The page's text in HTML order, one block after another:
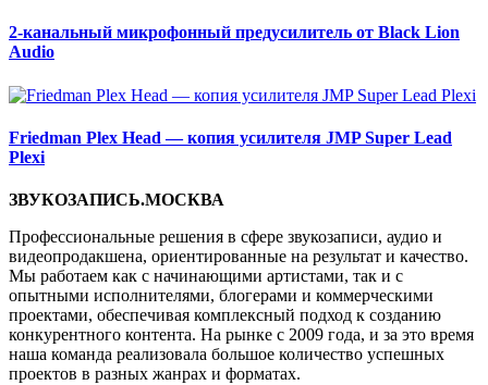
2-канальный микрофонный предусилитель от Black Lion
Audio
Friedman Plex Head — копия усилителя JMP Super Lead
Plexi
ЗВУКОЗАПИСЬ.МОСКВА
Профессиональные решения в сфере звукозаписи, аудио и
видеопродакшена, ориентированные на результат и качество.
Мы работаем как с начинающими артистами, так и с
опытными исполнителями, блогерами и коммерческими
проектами, обеспечивая комплексный подход к созданию
конкурентного контента. На рынке с 2009 года, и за это время
наша команда реализовала большое количество успешных
проектов в разных жанрах и форматах.